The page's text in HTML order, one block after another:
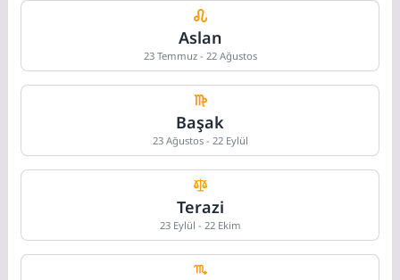
Aslan
23 Temmuz - 22 Ağustos
Başak
23 Ağustos - 22 Eylül
Terazi
23 Eylül - 22 Ekim